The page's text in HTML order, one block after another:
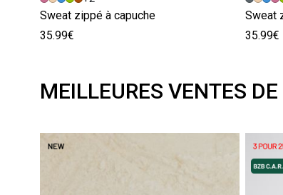
Sweat zippé à capuche
35.99€
Sweat
35.99€
MEILLEURES VENTES